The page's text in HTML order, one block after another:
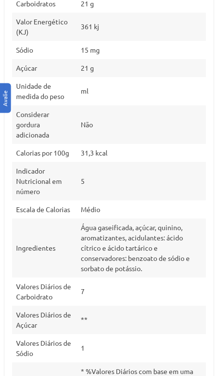
Carboidratos 21 g
Valor Energético
(KJ)
361 kj
Sódio 15 mg
Açúcar 21 g
Unidade de
medida do peso
ml
Considerar
gordura
adicionada
Não
Calorias por 100g 31,3 kcal
Indicador
Nutricional em
número
5
Escala de Calorias Médio
Ingredientes
Água gaseificada, açúcar, quinino,
aromatizantes, acidulantes: ácido
cítrico e ácido tartárico e
conservadores: benzoato de sódio e
sorbato de potássio.
Valores Diários de
Carboidrato
7
Valores Diários de
Açúcar
**
Valores Diários de
Sódio
1
* %Valores Diários com base em uma